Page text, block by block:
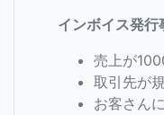
インボイス発
売上が
取引先が
お客さん